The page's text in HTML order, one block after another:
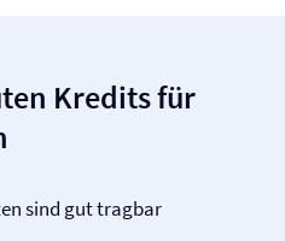
Kredits für
sind gut tragbar